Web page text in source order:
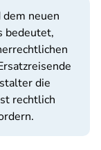
neuen
bedeutet,
die
rechtlich